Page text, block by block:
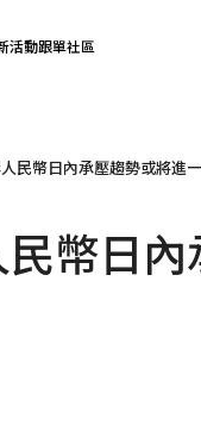
活動跟單社區
民幣日內承壓趨勢或將進
幣日